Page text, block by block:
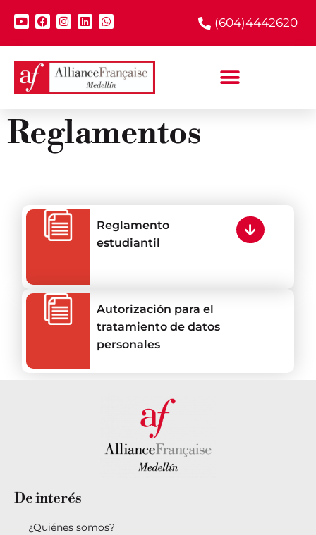
(604)4442620
Reglamentos
Reglamento
estudiantil
Autorización para el
tratamiento de datos
personales
Deinterés
¿Quiénes somos?